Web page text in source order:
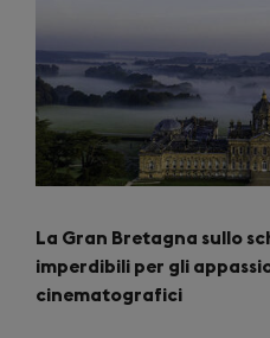
La Gran Bretagna sullo
imperdibili per gli
cinematografici